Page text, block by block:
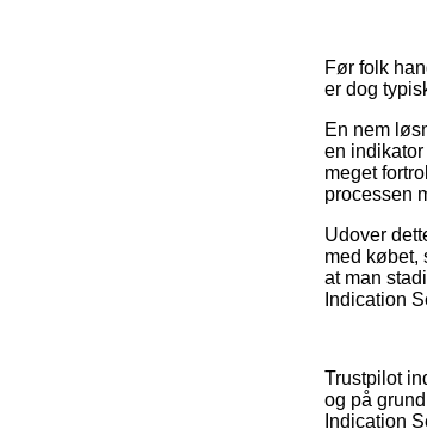
Før folk
er dog
En nem
en
meget
processen
Udover
med købet,
at man
Indication
Trustpilot
og på
Indication